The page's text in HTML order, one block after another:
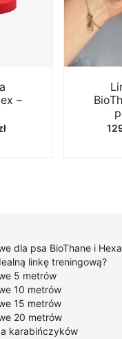
–
Zakres
dla psa BioThane i Hexa
linkę treningową?
5 metrów
10 metrów
15 metrów
20 metrów
karabińczyków